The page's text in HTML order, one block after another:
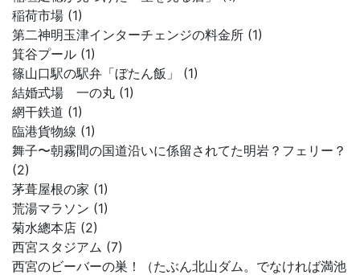
稲荷市場 (1)
第二神明玉津インターチェンジの料金所 (1)
箕谷プール (1)
篠山口駅の駅弁「ぼたん飯」 (1)
結婚式場 一の丸 (1)
網干鉄道 (1)
臨港貨物線 (1)
舞子〜朝霧間の国道沿いに係留されてた明岩？フェリー？
(2)
茅葺屋根の家 (1)
荒湯マラソン (1)
菊水總本店 (2)
西宮スタジアム (7)
西宮のビーバーの巣！（たぶん北山ダム。でなければ満池